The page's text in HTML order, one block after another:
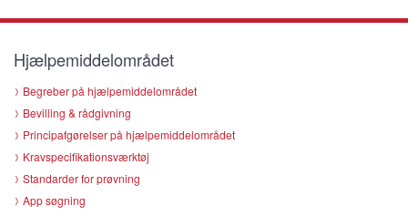
Hjælpemiddelområdet
Begreber på hjælpemiddelområdet
Bevilling & rådgivning
Principafgørelser på hjælpemiddelområdet
Kravspecifikationsværktøj
Standarder for prøvning
App søgning